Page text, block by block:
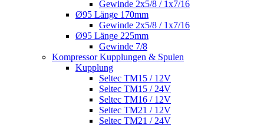
Gewinde 2x5/8 / 1x7/16
Ø95 Länge 170mm
Gewinde 2x5/8 / 1x7/16
Ø95 Länge 225mm
Gewinde 7/8
Kompressor Kupplungen & Spulen
Kupplung
Seltec TM15 / 12V
Seltec TM15 / 24V
Seltec TM16 / 12V
Seltec TM21 / 12V
Seltec TM21 / 24V